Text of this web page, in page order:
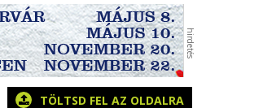
TÖLTSD FEL AZ OLDALRA